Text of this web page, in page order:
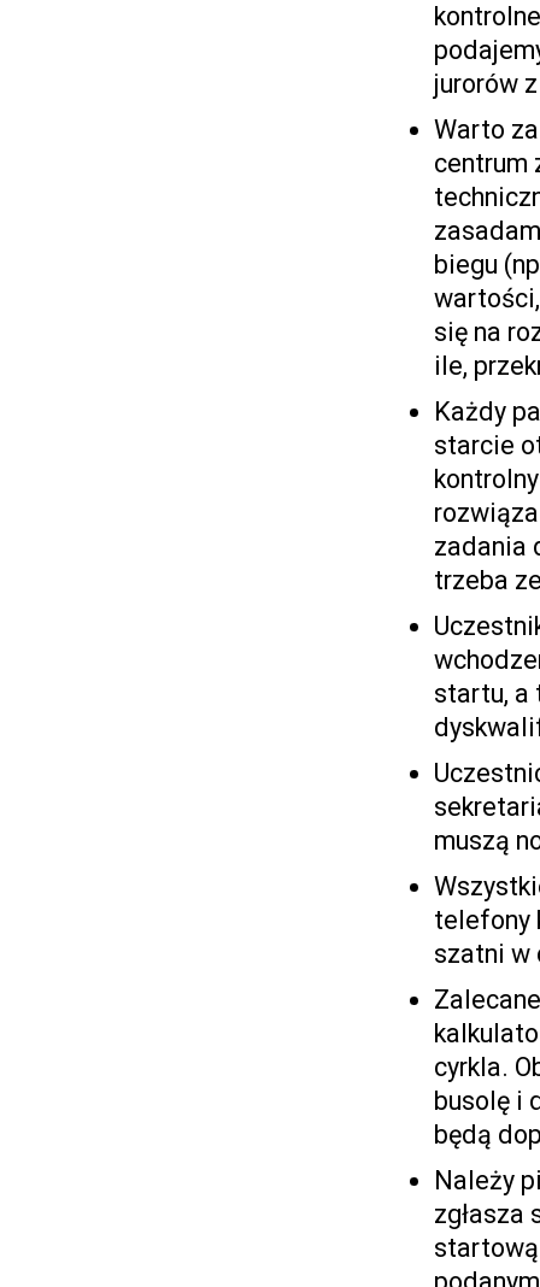
jurorów
Warto
centrum
biegu
się na
ile,
Każdy
starcie
zadania
trzeba
startu, a
muszą
telefony
szatni w
cyrkla.
busolę i
będą
Należy
zgłasza